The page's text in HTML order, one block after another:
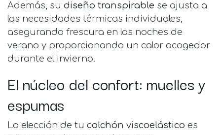
Además, su diseño transpirable se ajusta a
las necesidades térmicas individuales,
asegurando frescura en las noches de
verano y proporcionando un calor acogedor
durante el invierno.
El núcleo del confort: muelles y
espumas
La elección de tu colchón viscoelástico es